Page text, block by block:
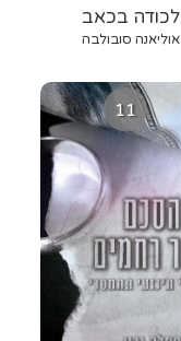
לכודה בכאב
אוליאנה סובולבה
11